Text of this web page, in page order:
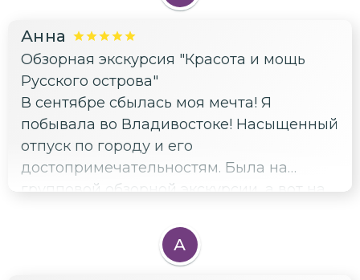
Анна
Обзорная экскурсия "Красота и мощь
Русского острова"
В сентябре сбылась моя мечта! Я
побывала во Владивостоке! Насыщенный
отпуск по городу и его
достопримечательностям. Была на
групповой обзорной экскурсии, а вот на
прогулку. Забронировала, оплатила и
договорились о встрече. Все прошло
А